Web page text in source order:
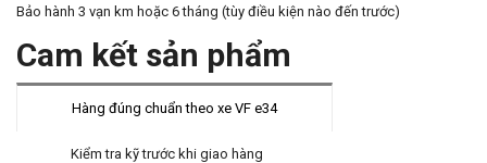
Bảo hành 3 vạn km hoặc 6 tháng (tùy điều kiện nào đến trước)
Cam kết sản phẩm
Hàng đúng chuẩn theo xe VF e34
Kiểm tra kỹ trước khi giao hàng